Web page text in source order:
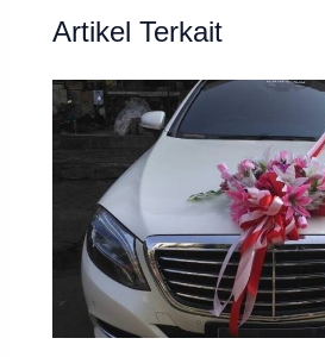
Artikel Terkait